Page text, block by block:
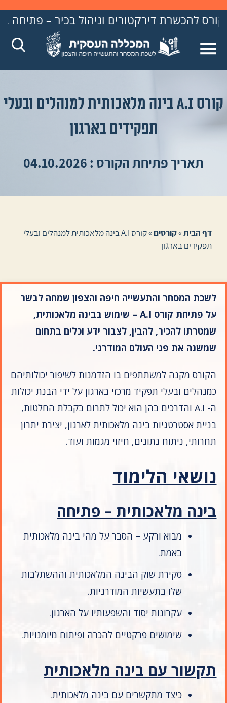
דירקטורים וניהול בכיר – פתיחה ב- 31.8.26
קורס A.I בינה מלאכותית למנהלים ובעלי
תפקידים בארגון
תאריך פתיחת הקורס : 04.10.2026
דף הבית»קורסים »
קורס A.I בינה מלאכותית למנהלים ובעלי
תפקידים בארגון
לשכת המסחר והתעשייה חיפה והצפון שמחה לבשר
על פתיחת קורס A.I – שימוש בבינה מלאכותית,
שמטרתו להכיר, להבין, לצבור ידע וכלים בתחום
שמשנה את פני העולם המודרני.
הקורס מקנה למשתתפים בו הזדמנות לשיפור יכולותיהם
כמנהלים ובעלי תפקיד מרכזי בארגון על ידי הבנת יכולות
ה- A.I והדרכים בהן הוא יכול לתרום בקבלת החלטות,
בניית אסטרטגיות בינה מלאכותית לארגון, יצירת יתרון
תחרותי, ניתוח נתונים, חיזוי מגמות ועוד.
נושאי הלימוד
בינה מלאכותית – פתיחה
מבוא ורקע – הסבר על מהי בינה מלאכותית
באמת.
סקירת שוק הבינה המלאכותית וההשתלבות
שלו בתעשיות המודרניות.
עקרונות יסוד והשפעותיו על הארגון.
שימושים פרקטיים להכרה ופיתוח מיומנויות.
תקשור עם בינה מלאכותית
כיצד מתקשרים עם בינה מלאכותית.